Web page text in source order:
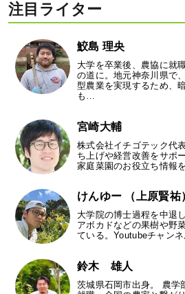
注目ライター
鮫島 理央
大学を卒業後、農協に就
の道に。地元神奈川県で
型農業を実現するため、
も…
宮崎大輔
株式会社イチゴテック代
ち上げや経営改善をサポ
家庭菜園のお役立ち情報
けんゆー （上原賢祐
大学院の博士過程を中退
アボカドなどの果樹や野
ている。Youtubeチャン
鈴木 雄人
茨城県石岡市出身。 農学